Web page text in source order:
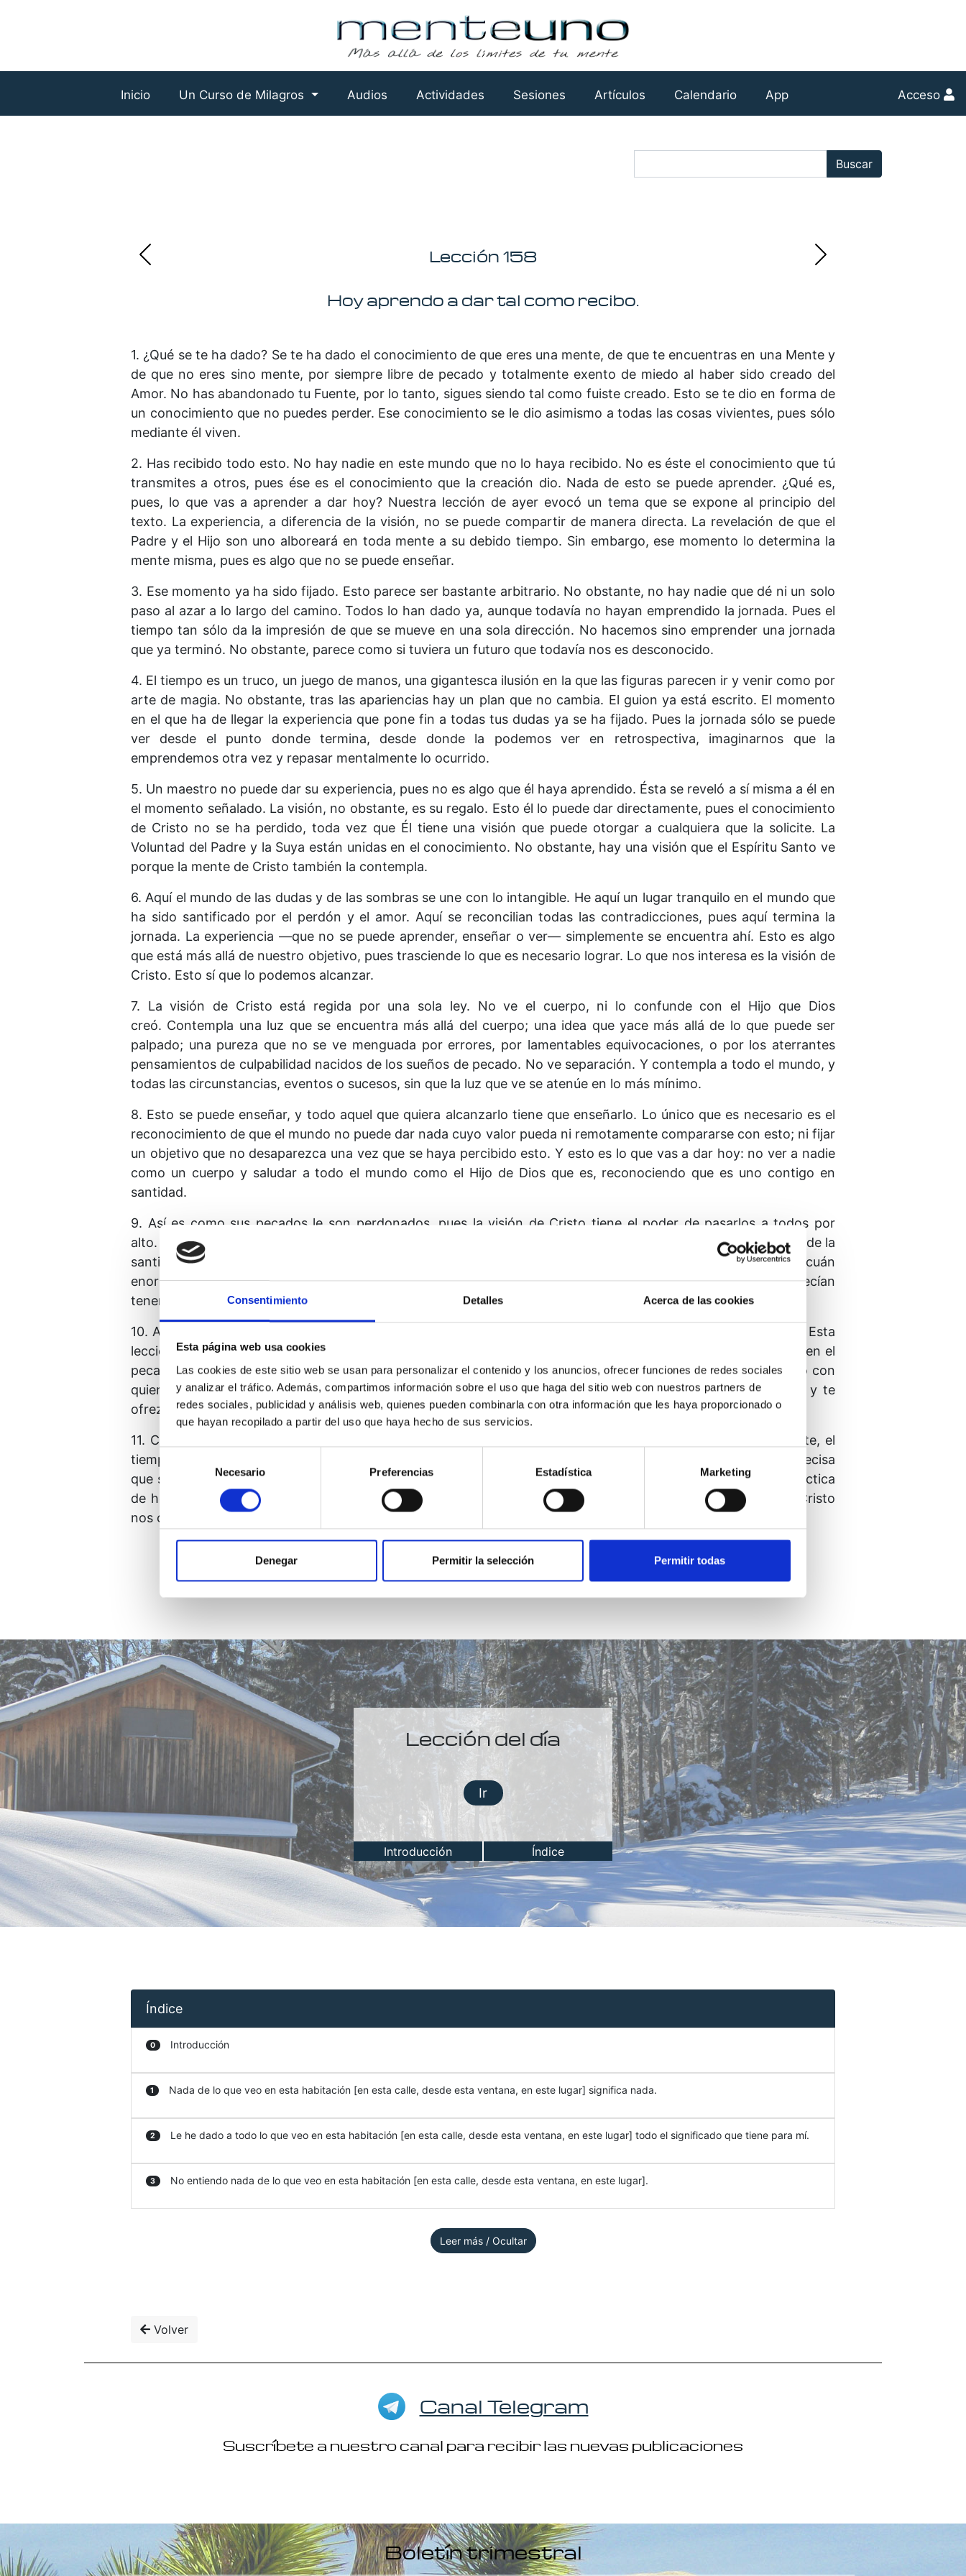
Consentimiento Detalles Acerca de las cookies
Esta página web usa cookies
Las cookies de este sitio web se usan para personalizar el contenido y los anuncios, ofrecer funciones de redes sociales
y analizar el tráfico. Además, compartimos información sobre el uso que haga del sitio web con nuestros partners de
redes sociales, publicidad y análisis web, quienes pueden combinarla con otra información que les haya proporcionado o
que hayan recopilado a partir del uso que haya hecho de sus servicios.
Selección
consentimiento
Necesario Preferencias Estadística Marketing
Denegar Permitir la selección Permitir todas
Inicio Un Curso de Milagros Audios Actividades Sesiones Artículos Calendario App Acceso
Buscar:
Buscar
Lección 158
Hoy aprendo a dar tal como recibo.
1. ¿Qué se te ha dado? Se te ha dado el conocimiento de que eres una mente, de que te encuentras en una Mente y
de que no eres sino mente, por siempre libre de pecado y totalmente exento de miedo al haber sido creado del
Amor. No has abandonado tu Fuente, por lo tanto, sigues siendo tal como fuiste creado. Esto se te dio en forma de
un conocimiento que no puedes perder. Ese conocimiento se le dio asimismo a todas las cosas vivientes, pues sólo
mediante él viven.
2. Has recibido todo esto. No hay nadie en este mundo que no lo haya recibido. No es éste el conocimiento que tú
transmites a otros, pues ése es el conocimiento que la creación dio. Nada de esto se puede aprender. ¿Qué es,
pues, lo que vas a aprender a dar hoy? Nuestra lección de ayer evocó un tema que se expone al principio del
texto. La experiencia, a diferencia de la visión, no se puede compartir de manera directa. La revelación de que el
Padre y el Hijo son uno alboreará en toda mente a su debido tiempo. Sin embargo, ese momento lo determina la
mente misma, pues es algo que no se puede enseñar.
3. Ese momento ya ha sido fijado. Esto parece ser bastante arbitrario. No obstante, no hay nadie que dé ni un solo
paso al azar a lo largo del camino. Todos lo han dado ya, aunque todavía no hayan emprendido la jornada. Pues el
tiempo tan sólo da la impresión de que se mueve en una sola dirección. No hacemos sino emprender una jornada
que ya terminó. No obstante, parece como si tuviera un futuro que todavía nos es desconocido.
4. El tiempo es un truco, un juego de manos, una gigantesca ilusión en la que las figuras parecen ir y venir como por
arte de magia. No obstante, tras las apariencias hay un plan que no cambia. El guion ya está escrito. El momento
en el que ha de llegar la experiencia que pone fin a todas tus dudas ya se ha fijado. Pues la jornada sólo se puede
ver desde el punto donde termina, desde donde la podemos ver en retrospectiva, imaginarnos que la
emprendemos otra vez y repasar mentalmente lo ocurrido.
5. Un maestro no puede dar su experiencia, pues no es algo que él haya aprendido. Ésta se reveló a sí misma a él en
el momento señalado. La visión, no obstante, es su regalo. Esto él lo puede dar directamente, pues el conocimiento
de Cristo no se ha perdido, toda vez que Él tiene una visión que puede otorgar a cualquiera que la solicite. La
Voluntad del Padre y la Suya están unidas en el conocimiento. No obstante, hay una visión que el Espíritu Santo ve
porque la mente de Cristo también la contempla.
6. Aquí el mundo de las dudas y de las sombras se une con lo intangible. He aquí un lugar tranquilo en el mundo que
ha sido santificado por el perdón y el amor. Aquí se reconcilian todas las contradicciones, pues aquí termina la
jornada. La experiencia —que no se puede aprender, enseñar o ver— simplemente se encuentra ahí. Esto es algo
que está más allá de nuestro objetivo, pues trasciende lo que es necesario lograr. Lo que nos interesa es la visión de
Cristo. Esto sí que lo podemos alcanzar.
7. La visión de Cristo está regida por una sola ley. No ve el cuerpo, ni lo confunde con el Hijo que Dios
creó. Contempla una luz que se encuentra más allá del cuerpo; una idea que yace más allá de lo que puede ser
palpado; una pureza que no se ve menguada por errores, por lamentables equivocaciones, o por los aterrantes
pensamientos de culpabilidad nacidos de los sueños de pecado. No ve separación. Y contempla a todo el mundo, y
todas las circunstancias, eventos o sucesos, sin que la luz que ve se atenúe en lo más mínimo.
8. Esto se puede enseñar, y todo aquel que quiera alcanzarlo tiene que enseñarlo. Lo único que es necesario es el
reconocimiento de que el mundo no puede dar nada cuyo valor pueda ni remotamente compararse con esto; ni fijar
un objetivo que no desaparezca una vez que se haya percibido esto. Y esto es lo que vas a dar hoy: no ver a nadie
como un cuerpo y saludar a todo el mundo como el Hijo de Dios que es, reconociendo que es uno contigo en
santidad.
9. Así es como sus pecados le son perdonados, pues la visión de Cristo tiene el poder de pasarlos a todos por
alto. En Su perdón se desvanecen. Al ser imperceptibles para el Uno, simplemente desaparecen, pues la visión de la
santidad que se halla más allá de ellos viene a ocupar su lugar. No importa en qué forma se manifestaban, cuán
enormes parecían ser ni quién pareció sufrir sus consecuencias. Ya no están ahí. Y todos los efectos que parecían
tener desaparecieron junto con ellos, al haber sido erradicados para ya nunca más volver.
10. Así es como aprendes a dar tal como recibes. Y así es como la visión de Cristo te contempla a ti también. Esta
lección no es difícil de aprender si recuerdas que en tu hermano te ves a ti mismo. Si él se encuentra inmerso en el
pecado, tú también lo estás; si ves luz en él, es que te has perdonado a ti mismo tus pecados. Cada hermano con
quien hoy te encuentres te brinda una nueva oportunidad para dejar que la visión de Cristo brille sobre ti y te
ofrezca la paz de Dios.
11. Cuándo ha de llegar esta revelación es irrelevante, pues no tiene nada que ver con el tiempo. No obstante, el
tiempo aún nos tiene reservado un regalo, en el que el verdadero conocimiento se refleja de manera tan precisa
que su imagen comparte su invisible santidad y su semejanza resplandece con su amor inmortal. Nuestra práctica
de hoy consiste en ver todo con los ojos de Cristo. Y mediante los santos regalos que damos, la visión de Cristo
nos contempla a nosotros también.
Lección del día
Ir
Introducción Índice
Índice
0 Introducción
1 Nada de lo que veo en esta habitación [en esta calle, desde esta ventana, en este lugar] significa nada.
2 Le he dado a todo lo que veo en esta habitación [en esta calle, desde esta ventana, en este lugar] todo el significado que tiene para mí.
3 No entiendo nada de lo que veo en esta habitación [en esta calle, desde esta ventana, en este lugar].
Leer más / Ocultar
Volver
Canal Telegram
Suscríbete a nuestro canal para recibir las nuevas publicaciones
Boletín trimestral